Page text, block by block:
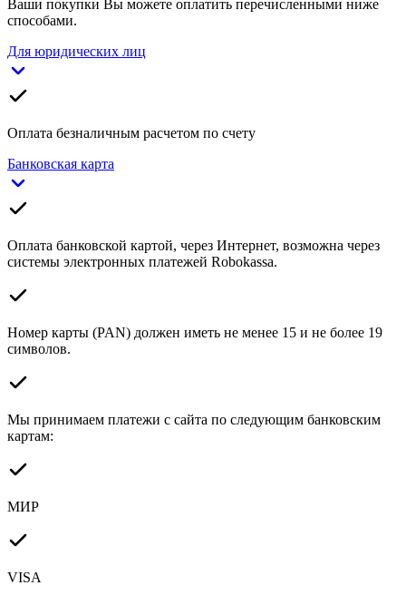
Ваши покупки Вы можете оплатить перечисленными ниже
способами.
Для юридических лиц
Оплата безналичным расчетом по счету
Банковская карта
Оплата банковской картой, через Интернет, возможна через
системы электронных платежей Robokassa.
Номер карты (PAN) должен иметь не менее 15 и не более 19
символов.
Мы принимаем платежи с сайта по следующим банковским
картам:
МИР
VISA